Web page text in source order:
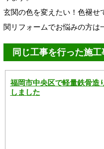
玄関の色を変えたい！色褪
関リフォームでお悩みの方は
同じ工事を行った施工
福岡市中央区で軽量鉄骨造
しました